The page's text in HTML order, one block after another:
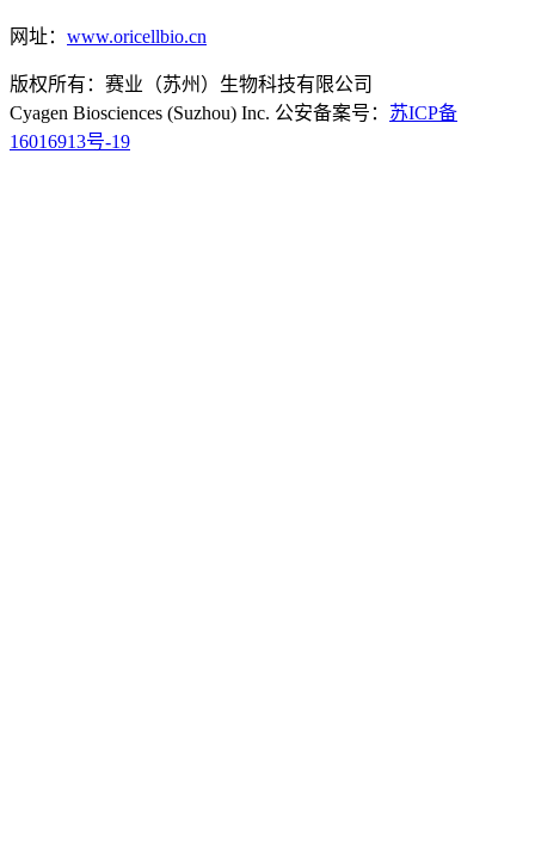
网址： www.oricellbio.cn
版权所有：赛业（苏州）生物科技有限公司
Cyagen Biosciences (Suzhou) Inc. 公安备案号： 苏ICP备
16016913号-19